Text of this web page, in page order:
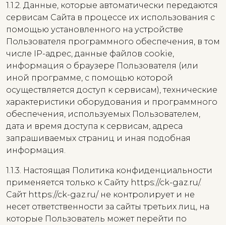
1.1.2. Данные, которые автоматически передаются
сервисам Сайта в процессе их использования с
помощью установленного на устройстве
Пользователя программного обеспечения, в том
числе IP-адрес, данные файлов cookie,
информация о браузере Пользователя (или
иной программе, с помощью которой
осуществляется доступ к сервисам), технические
характеристики оборудования и программного
обеспечения, используемых Пользователем,
дата и время доступа к сервисам, адреса
запрашиваемых страниц и иная подобная
информация.
1.1.3. Настоящая Политика конфиденциальности
применяется только к Сайту https://ck-gaz.ru/.
Сайт https://ck-gaz.ru/ не контролирует и не
несет ответственности за сайты третьих лиц, на
которые Пользователь может перейти по